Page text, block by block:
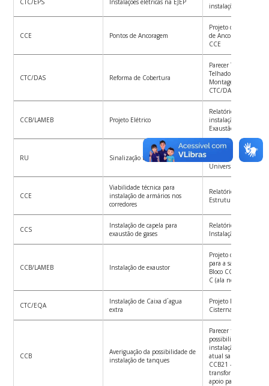
instalações elétricas
CCE Pontos de Ancoragem
Projeto de instalação
de Ancoragem no
CCE
CTC/DAS Reforma de Cobertura
Parecer Técnico
Telhado Laboratório
Montagem
CTC/DAS/LMM
CCB/LAMEB Projeto Elétrico
Relatório e Projeto
instalação de Capelas
Exaustão
RU Sinalização tátil
Projeto de
acessibilidade do
Universitário – RU/
CCE
Viabilidade técnica para
instalação de armários nos
corredores
Relatório Técnico –
Estrutural – Bloco D
CCS
Instalação de capela para
exaustão de gases
Relatório Técnico –
Instalação de capela
CCB/LAMEB Instalação de exaustor
Projeto de instalação
para a sala 6 do
Bloco CCB30 –
C (ala nova)
CTC/EQA
Instalação de Caixa d´agua
extra
Projeto Básico de
Cisterna para o Bloco
CCB
Averiguação da possibilidade de
instalação de tanques
Parecer técnico
possibilidades e
instalação de 2
atual sala de descarte
CCB21 – Bloco A,
transformação em
apoio para a limpeza